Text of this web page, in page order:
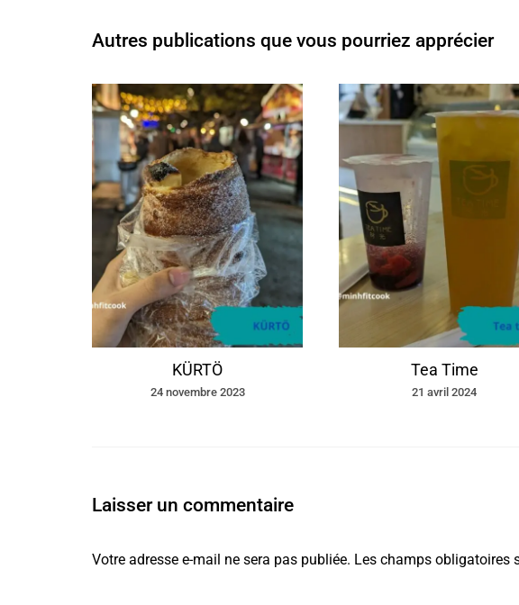
Autres publications que vous pourriez apprécier
KÜRTÖ
24 novembre 2023
Tea Time
21 avril 2024
Laisser un commentaire
Votre adresse e-mail ne sera pas publiée. Les champs obligatoires